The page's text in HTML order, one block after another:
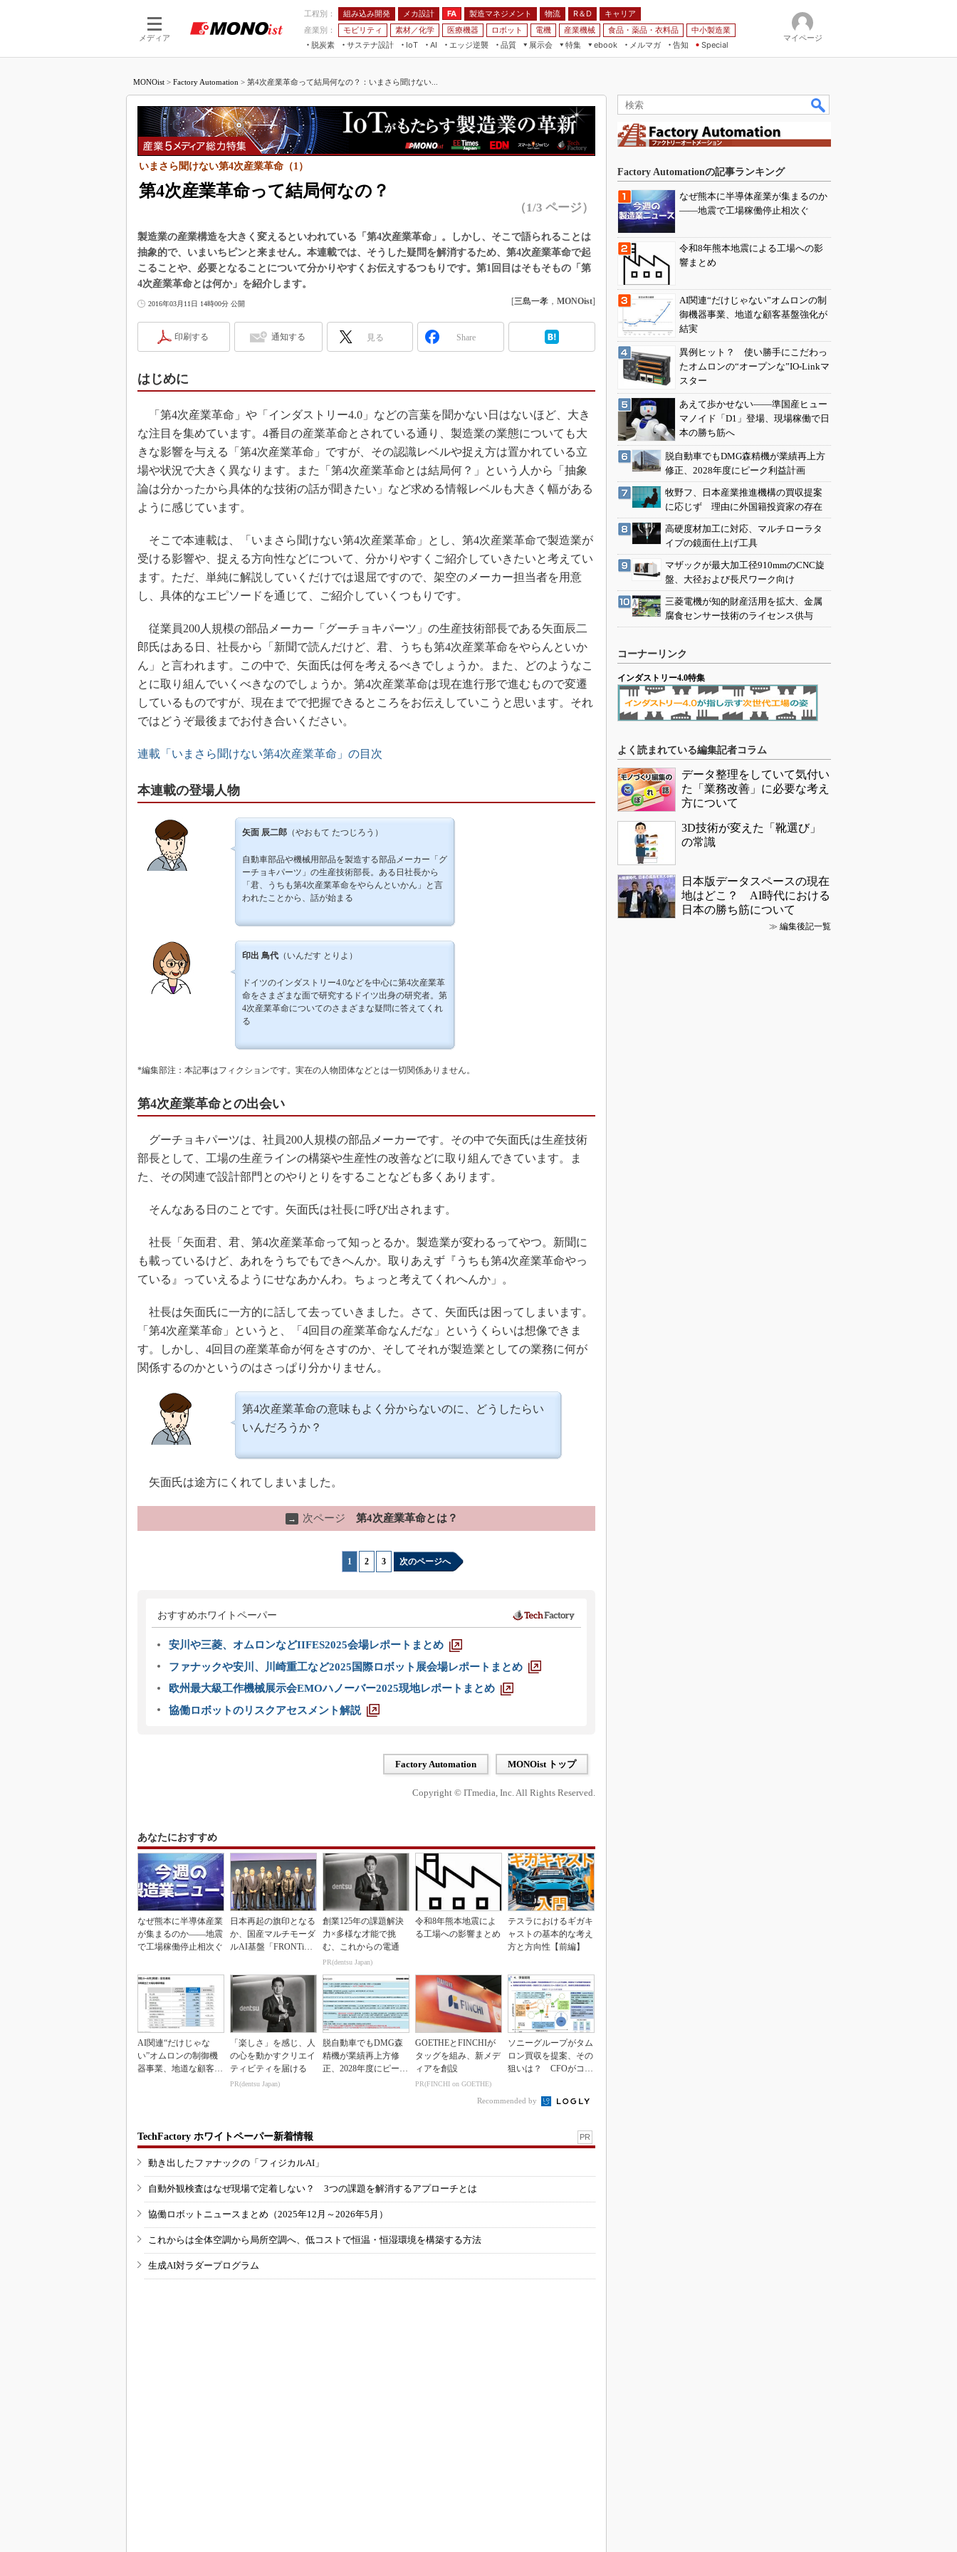
メディア
工程別： 組み込み開発 メカ設計 FA 製造マネジメント 物流 R＆D
キャリア
産業別：
モビリティ 素材／化学 医療機器 ロボット 電機 産業機械 食品・薬品・衣料品
中小製造業
脱炭素
サステナ設計
IoT
つながる工場
つながるサービス
AI
AI×設備保全
Physical AI
エッジ逆襲 品質
展示会
JIMTOF
組込み/エッジ コンピューティング
展＆IoT/5Gソリューション展
IIFES
国際ロボット展
スマート工場EXPO
EdgeTech+
産業オープンネット展
特集
つながるクルマ
5G
VR／AR
フィールドサービス
Windows Embedded
車載ソフト開発
3Dプリンタ
デジタルツインとCAE
インダストリー4.0
イノベーション
製造業ビッグデータ
メイドインジャパン
植物工場
グローバル設計・開発
制御セキュリティ
ebook
製造マネジメント
FA
モビリティ
メルマガ
告知 Special
マイページ
MONOist > Factory Automation > 第4次産業革命って結局何なの？：いまさら聞けない...
第4次産業革命って結局何なの？
いまさら聞けない第4次産業革命（1）
（1/3 ページ）
製造業の産業構造を大きく変えるといわれている「第4次産業革命」。しかし、そこで語られることは
抽象的で、いまいちピンと来ません。本連載では、そうした疑問を解消するため、第4次産業革命で起
こることや、必要となることについて分かりやすくお伝えするつもりです。第1回目はそもそもの「第
4次産業革命とは何か」を紹介します。
2016年03月11日 14時00分 公開 [三島一孝 ， MONOist]
印刷する 通知する 見る Share
はじめに
「第4次産業革命」や「インダストリー4.0」などの言葉を聞かない日はないほど、大き
な注目を集めています。4番目の産業革命とされている通り、製造業の業態についても大
きな影響を与える「第4次産業革命」ですが、その認識レベルや捉え方は置かれている立
場や状況で大きく異なります。また「第4次産業革命とは結局何？」という人から「抽象
論は分かったから具体的な技術の話が聞きたい」など求める情報レベルも大きく幅がある
ように感じています。
そこで本連載は、「いまさら聞けない第4次産業革命」とし、第4次産業革命で製造業が
受ける影響や、捉える方向性などについて、分かりやすくご紹介していきたいと考えてい
ます。ただ、単純に解説していくだけでは退屈ですので、架空のメーカー担当者を用意
し、具体的なエピソードを通じて、ご紹介していくつもりです。
従業員200人規模の部品メーカー「グーチョキパーツ」の生産技術部長である矢面辰二
郎氏はある日、社長から「新聞で読んだけど、君、うちも第4次産業革命をやらんといか
ん」と言われます。この中で、矢面氏は何を考えるべきでしょうか。また、どのようなこ
とに取り組んでいくべきなのでしょうか。第4次産業革命は現在進行形で進むもので変遷
しているものですが、現在までで把握できるところをお伝えしていこうと思います。それ
ではどうぞ最後までお付き合いください。
連載「いまさら聞けない第4次産業革命」の目次
本連載の登場人物
矢面 辰二郎 （やおもて たつじろう）
自動車部品や機械用部品を製造する部品メーカー「グ
ーチョキパーツ」の生産技術部長。ある日社長から
「君、うちも第4次産業革命をやらんといかん」と言
われたことから、話が始まる
印出 鳥代 （いんだす とりよ）
ドイツのインダストリー4.0などを中心に第4次産業革
命をさまざまな面で研究するドイツ出身の研究者。第
4次産業革命についてのさまざまな疑問に答えてくれ
る
*編集部注：本記事はフィクションです。実在の人物団体などとは一切関係ありません。
第4次産業革命との出会い
グーチョキパーツは、社員200人規模の部品メーカーです。その中で矢面氏は生産技術
部長として、工場の生産ラインの構築や生産性の改善などに取り組んできています。ま
た、その関連で設計部門とのやりとりをすることなども多くあります。
そんなある日のことです。矢面氏は社長に呼び出されます。
社長「矢面君、君、第4次産業革命って知っとるか。製造業が変わるってやつ。新聞に
も載っているけど、あれをうちでもできへんか。取りあえず『うちも第4次産業革命やっ
ている』っていえるようにせなあかんわ。ちょっと考えてくれへんか」。
社長は矢面氏に一方的に話して去っていきました。さて、矢面氏は困ってしまいます。
「第4次産業革命」というと、「4回目の産業革命なんだな」というくらいは想像できま
す。しかし、4回目の産業革命が何をさすのか、そしてそれが製造業としての業務に何が
関係するのかというのはさっぱり分かりません。
第4次産業革命の意味もよく分からないのに、どうしたらい
いんだろうか？
矢面氏は途方にくれてしまいました。
→ 次ページ 第4次産業革命とは？
1 2 3 次のページへ
おすすめホワイトペーパー
安川や三菱、オムロンなどIIFES2025会場レポートまとめ
ファナックや安川、川崎重工など2025国際ロボット展会場レポートまとめ
欧州最大級工作機械展示会EMOハノーバー2025現地レポートまとめ
協働ロボットのリスクアセスメント解説
Factory Automation MONOist トップ
Copyright © ITmedia, Inc. All Rights Reserved.
あなたにおすすめ
なぜ熊本に半導体産業
が集まるのか――地震
で工場稼働停止相次ぐ
日本再起の旗印となる
か、国産マルチモーダ
ルAI基盤「FRONTi
創業125年の課題解決
力×多様な才能で挑
む、これからの電通
PR(dentsu Japan)
令和8年熊本地震によ
る工場への影響まとめ
テスラにおけるギガキ
ャストの基本的な考え
方と方向性【前編】
AI関連“だけじゃな
い”オムロンの制御機
器事業、地道な顧客基
「楽しさ」を感じ、人
の心を動かすクリエイ
ティビティを届ける
PR(dentsu Japan)
脱自動車でもDMG森
精機が業績再上方修
正、2028年度にピーク
GOETHEとFINCHIが
タッグを組み、新メデ
ィアを創設
PR(FINCHI on GOETHE)
ソニーグループがタム
ロン買収を提案、その
狙いは？ CFOがコメ
Recommended by
TechFactory ホワイトペーパー新着情報 PR
動き出したファナックの「フィジカルAI」
自動外観検査はなぜ現場で定着しない？ 3つの課題を解消するアプローチとは
協働ロボットニュースまとめ（2025年12月～2026年5月）
これからは全体空調から局所空調へ、低コストで恒温・恒湿環境を構築する方法
生成AI対ラダープログラム
Factory Automationの記事ランキング
なぜ熊本に半導体産業が集まるのか
――地震で工場稼働停止相次ぐ
令和8年熊本地震による工場への影
響まとめ
AI関連“だけじゃない”オムロンの制
御機器事業、地道な顧客基盤強化が
結実
異例ヒット？ 使い勝手にこだわっ
たオムロンの“オープンな”IO-Linkマ
スター
あえて歩かせない――準国産ヒュー
マノイド「D1」登場、現場稼働で日
本の勝ち筋へ
脱自動車でもDMG森精機が業績再上方
修正、2028年度にピーク利益計画
牧野フ、日本産業推進機構の買収提案
に応じず 理由に外国籍投資家の存在
高硬度材加工に対応、マルチローラタ
イプの鏡面仕上げ工具
マザックが最大加工径910mmのCNC旋
盤、大径および長尺ワーク向け
三菱電機が知的財産活用を拡大、金属
腐食センサー技術のライセンス供与
コーナーリンク
インダストリー4.0特集
よく読まれている編集記者コラム
データ整理をしていて気付い
た「業務改善」に必要な考え
方について
3D技術が変えた「靴選び」
の常識
日本版データスペースの現在
地はどこ？ AI時代における
日本の勝ち筋について
≫ 編集後記一覧